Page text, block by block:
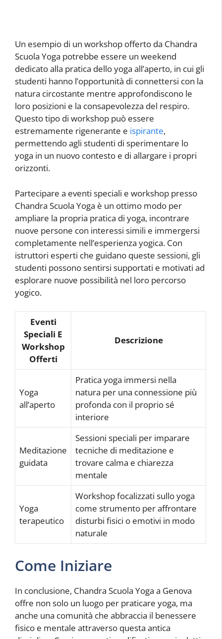
Un esempio di un workshop offerto da Chandra
Scuola Yoga potrebbe essere un weekend
dedicato alla pratica dello yoga all’aperto, in cui gli
studenti hanno l’opportunità di connettersi con la
natura circostante mentre approfondiscono le
loro posizioni e la consapevolezza del respiro.
Questo tipo di workshop può essere
estremamente rigenerante e ispirante,
permettendo agli studenti di sperimentare lo
yoga in un nuovo contesto e di allargare i propri
orizzonti.
Partecipare a eventi speciali e workshop presso
Chandra Scuola Yoga è un ottimo modo per
ampliare la propria pratica di yoga, incontrare
nuove persone con interessi simili e immergersi
completamente nell’esperienza yogica. Con
istruttori esperti che guidano queste sessioni, gli
studenti possono sentirsi supportati e motivati ad
esplorare nuove possibilità nel loro percorso
yogico.
Eventi
Speciali E
Workshop
Offerti
Descrizione
Yoga
all’aperto
Pratica yoga immersi nella
natura per una connessione più
profonda con il proprio sé
interiore
Meditazione
guidata
Sessioni speciali per imparare
tecniche di meditazione e
trovare calma e chiarezza
mentale
Yoga
terapeutico
Workshop focalizzati sullo yoga
come strumento per affrontare
disturbi fisici o emotivi in modo
naturale
Come Iniziare
In conclusione, Chandra Scuola Yoga a Genova
offre non solo un luogo per praticare yoga, ma
anche una comunità che abbraccia il benessere
fisico e mentale attraverso questa antica